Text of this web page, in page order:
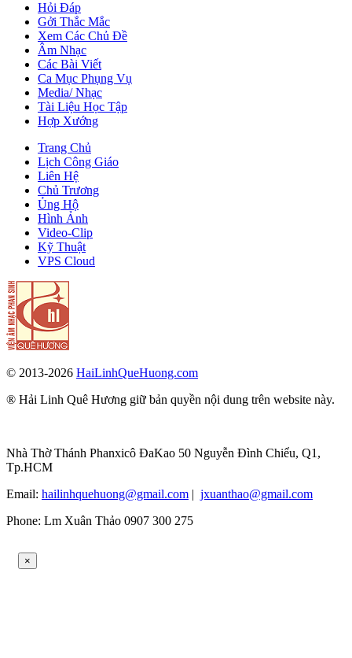
Hỏi Đáp
Gởi Thắc Mắc
Xem Các Chủ Đề
Âm Nhạc
Các Bài Viết
Ca Mục Phụng Vụ
Media/ Nhạc
Tài Liệu Học Tập
Hợp Xướng
Trang Chủ
Lịch Công Giáo
Liên Hệ
Chủ Trương
Ủng Hộ
Hình Ảnh
Video-Clip
Kỹ Thuật
VPS Cloud
© 2013-2026 HaiLinhQueHuong.com
® Hải Linh Quê Hương giữ bản quyền nội dung trên website này.
Nhà Thờ Thánh Phanxicô ĐaKao 50 Nguyễn Đình Chiểu, Q1,
Tp.HCM
Email: hailinhquehuong@gmail.com | jxuanthao@gmail.com
Phone: Lm Xuân Thảo 0907 300 275
×